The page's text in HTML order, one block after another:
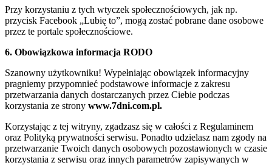
Przy korzystaniu z tych wtyczek społecznościowych, jak np.
przycisk Facebook „Lubię to”, mogą zostać pobrane dane osobowe
przez te portale społecznościowe.
6. Obowiązkowa informacja RODO
Szanowny użytkowniku! Wypełniając obowiązek informacyjny
pragniemy przypomnieć podstawowe informacje z zakresu
przetwarzania danych dostarczanych przez Ciebie podczas
korzystania ze strony www.7dni.com.pl.
Korzystając z tej witryny, zgadzasz się w całości z Regulaminem
oraz Polityką prywatności serwisu. Ponadto udzielasz nam zgody na
przetwarzanie Twoich danych osobowych pozostawionych w czasie
korzystania z serwisu oraz innych parametrów zapisywanych w